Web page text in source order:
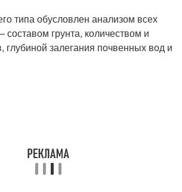
типа обусловлен анализом всех
составом грунта, количеством и
глубиной залегания почвенных вод и